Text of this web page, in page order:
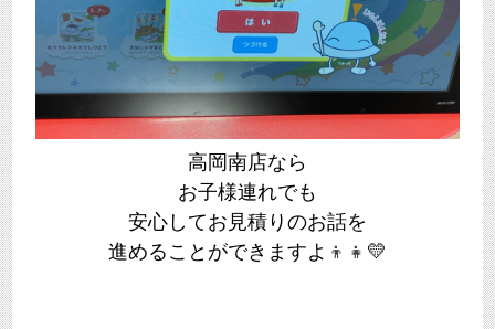
高岡南店なら
お子様連れでも
安心してお見積りのお話を
進めることができますよ 👦 👧 💛